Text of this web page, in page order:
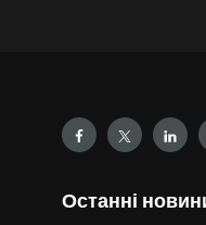
Останні